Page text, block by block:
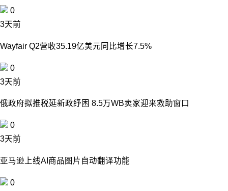
0
3天前
Wayfair Q2营收35.19亿美元同比增长7.5%
0
3天前
俄政府拟推税延新政纾困 8.5万WB卖家迎来救助窗口
0
3天前
亚马逊上线AI商品图片自动翻译功能
0